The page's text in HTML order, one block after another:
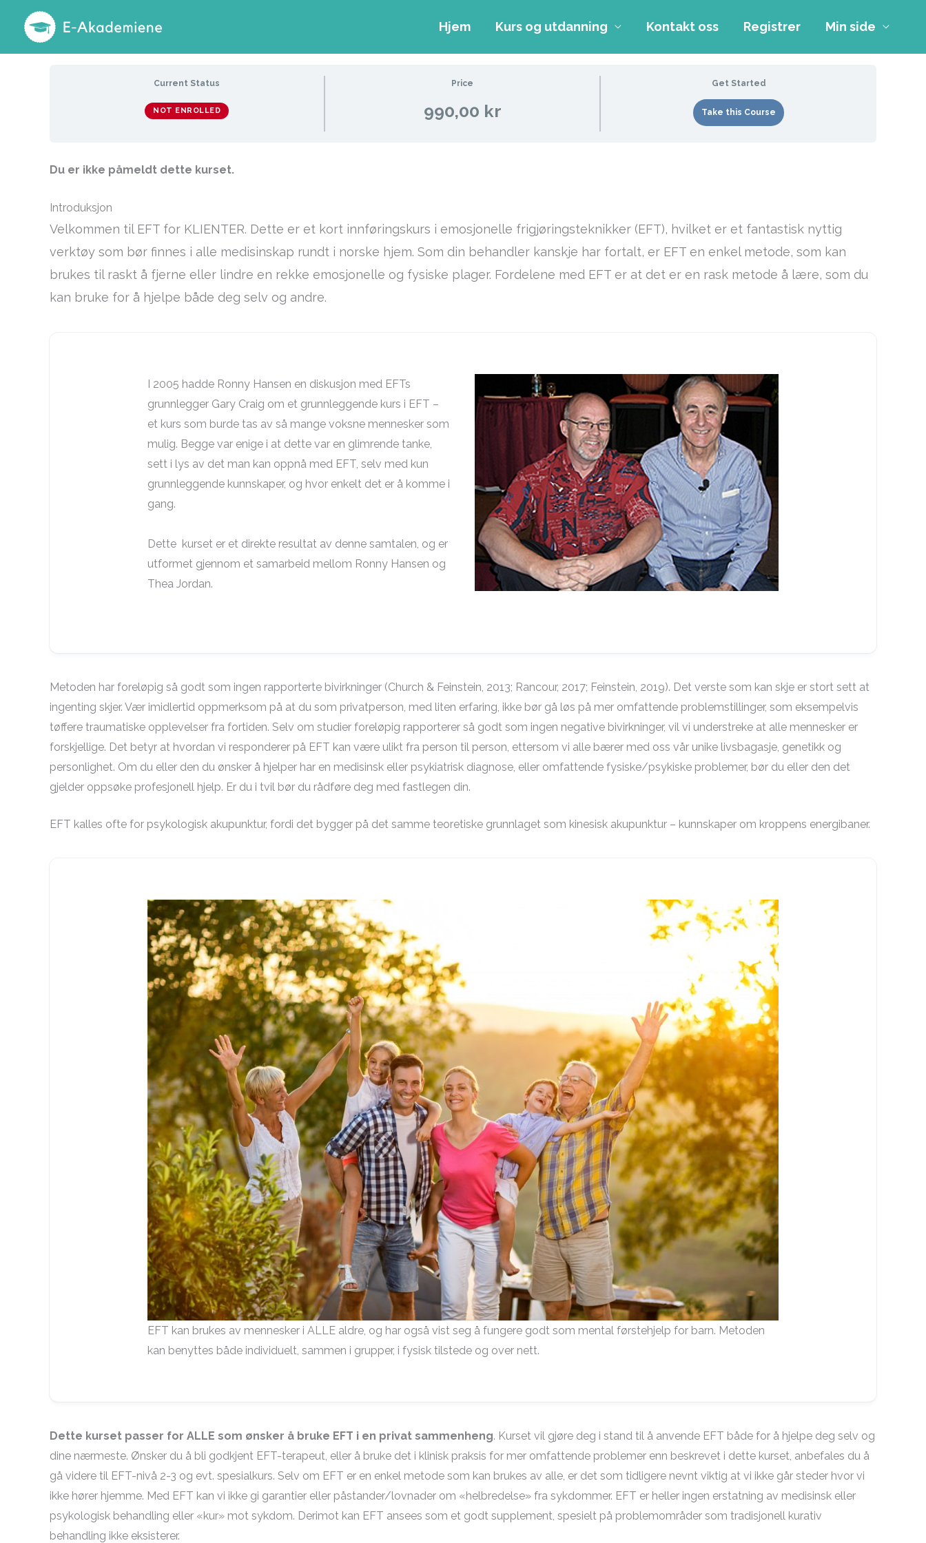
Hjem Kurs og utdanning Kontakt oss Registrer Min side
Current Status
NOT ENROLLED
Price
990,00 kr
Get Started
Take this Course
Du er ikke påmeldt dette kurset.
Introduksjon
Velkommen til EFT for KLIENTER. Dette er et kort innføringskurs i emosjonelle frigjøringsteknikker (EFT), hvilket er et fantastisk nyttig
verktøy som bør finnes i alle medisinskap rundt i norske hjem. Som din behandler kanskje har fortalt, er EFT en enkel metode, som kan
brukes til raskt å fjerne eller lindre en rekke emosjonelle og fysiske plager. Fordelene med EFT er at det er en rask metode å lære, som du
kan bruke for å hjelpe både deg selv og andre.
I 2005 hadde Ronny Hansen en diskusjon med EFTs
grunnlegger Gary Craig om et grunnleggende kurs i EFT –
et kurs som burde tas av så mange voksne mennesker som
mulig. Begge var enige i at dette var en glimrende tanke,
sett i lys av det man kan oppnå med EFT, selv med kun
grunnleggende kunnskaper, og hvor enkelt det er å komme i
gang.
Dette kurset er et direkte resultat av denne samtalen, og er
utformet gjennom et samarbeid mellom Ronny Hansen og
Thea Jordan.
Metoden har foreløpig så godt som ingen rapporterte bivirkninger (Church & Feinstein, 2013; Rancour, 2017; Feinstein, 2019). Det verste som kan skje er stort sett at
ingenting skjer. Vær imidlertid oppmerksom på at du som privatperson, med liten erfaring, ikke bør gå løs på mer omfattende problemstillinger, som eksempelvis
tøffere traumatiske opplevelser fra fortiden. Selv om studier foreløpig rapporterer så godt som ingen negative bivirkninger, vil vi understreke at alle mennesker er
forskjellige. Det betyr at hvordan vi responderer på EFT kan være ulikt fra person til person, ettersom vi alle bærer med oss vår unike livsbagasje, genetikk og
personlighet. Om du eller den du ønsker å hjelper har en medisinsk eller psykiatrisk diagnose, eller omfattende fysiske/psykiske problemer, bør du eller den det
gjelder oppsøke profesjonell hjelp. Er du i tvil bør du rådføre deg med fastlegen din.
EFT kalles ofte for psykologisk akupunktur, fordi det bygger på det samme teoretiske grunnlaget som kinesisk akupunktur – kunnskaper om kroppens energibaner.
EFT kan brukes av mennesker i ALLE aldre, og har også vist seg å fungere godt som mental førstehjelp for barn. Metoden
kan benyttes både individuelt, sammen i grupper, i fysisk tilstede og over nett.
Dette kurset passer for ALLE som ønsker å bruke EFT i en privat sammenheng. Kurset vil gjøre deg i stand til å anvende EFT både for å hjelpe deg selv og
dine nærmeste. Ønsker du å bli godkjent EFT-terapeut, eller å bruke det i klinisk praksis for mer omfattende problemer enn beskrevet i dette kurset, anbefales du å
gå videre til EFT-nivå 2-3 og evt. spesialkurs. Selv om EFT er en enkel metode som kan brukes av alle, er det som tidligere nevnt viktig at vi ikke går steder hvor vi
ikke hører hjemme. Med EFT kan vi ikke gi garantier eller påstander/lovnader om «helbredelse» fra sykdommer. EFT er heller ingen erstatning av medisinsk eller
psykologisk behandling eller «kur» mot sykdom. Derimot kan EFT ansees som et godt supplement, spesielt på problemområder som tradisjonell kurativ
behandling ikke eksisterer.